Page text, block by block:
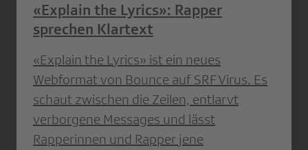
«Explain the Lyrics»: Rapper
sprechen Klartext
«Explain the Lyrics» ist ein neues
Webformat von Bounce auf SRF Virus. Es
schaut zwischen die Zeilen, entlarvt
verborgene Messages und lässt
Rapperinnen und Rapper jene